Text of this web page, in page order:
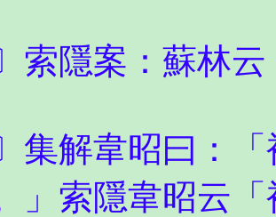
索隱案：蘇林
集解韋昭曰：
」索隱韋昭云